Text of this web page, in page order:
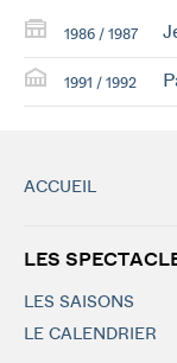
1986 / 1987
1991 / 1992
ACCUEIL
LES
LES SAISONS
LE CALENDRIER